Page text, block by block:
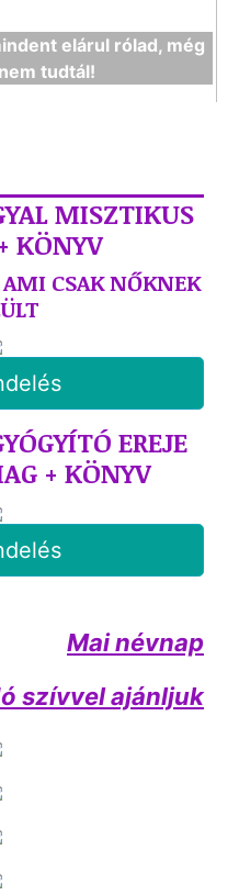
elárul rólad, még
tudtál!
MISZTIKUS
KÖNYV
AMI CSAK NŐKNEK
EREJE
+ KÖNYV
Mai névnap
szívvel ajánljuk